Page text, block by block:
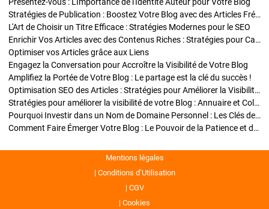
Présentez-vous : L'Importance de l'Identité Auteur pour Votre Blog
Stratégies de Publication : Boostez Votre Blog avec des Articles Fréquents et Exclusifs
L'Art de Choisir un Titre Efficace : Stratégies Modernes pour le SEO
Enrichir Vos Articles avec des Contenus Riches : Stratégies pour Captiver et Optimiser
Optimiser vos Articles grâce aux Liens
Engagez la Conversation pour Accroître la Visibilité de Votre Blog
Amplifiez la Portée de Votre Blog : Le partage est la clé du succès !
Optimisation SEO des Articles : Stratégies pour Améliorer la Visibilité de Votre Blog
Stratégies pour améliorer la visibilité de votre Blog : Annuaire et Collaborations
Pourquoi Investir dans un Nom de Domaine Personnel : Les Clés de la Réussite de Votre Blog
Comment Faire Émerger Votre Blog : Le Pouvoir de la Patience et de la Persévérance
Mentions légales
Conditions d’Utilisation
CGV
Cookies